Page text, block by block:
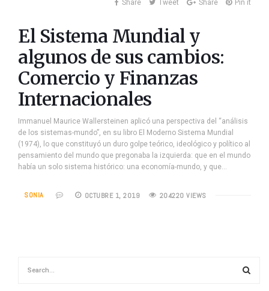
Share Tweet Share Pin it
El Sistema Mundial y
algunos de sus cambios:
Comercio y Finanzas
Internacionales
Immanuel Maurice Wallersteinen aplicó una perspectiva del “análisis
de los sistemas-mundo”, en su libro El Moderno Sistema Mundial
(1974), lo que constituyó un duro golpe teórico, ideológico y político al
pensamiento del mundo que pregonaba la izquierda: que en el mundo
había un solo sistema histórico: una economía-mundo, y que…
SONIA OCTUBRE 1, 2019 204220 VIEWS